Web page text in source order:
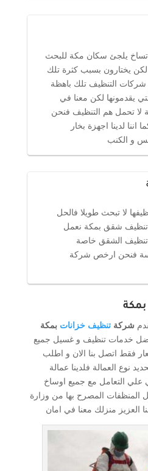
يلجئ سكان مكة للبحث
يختارون بسبب كثرة تلك
التنظيف تلك باهظة
يقدمونها لكن معنا في
تحمل هم التنظيف فنحن
اننا لدينا اجهزة بخار
و الكنب
لا تبحث طويلا فالحل
شقق بمكة نعمل
تنظيف الشقق خاصة
فنحن ارخص شركة
شركة تنظيف خزانات بمكة
خدمات تنظيف و غسيل جميع
فقط اتصل بنا الان و اطلب
نوع العمالة فلدينا عمالة
علي التعامل مع جميع اوساخ
المنظفات المصرح بها من وزارة
العزيز منزلك معنا في امان